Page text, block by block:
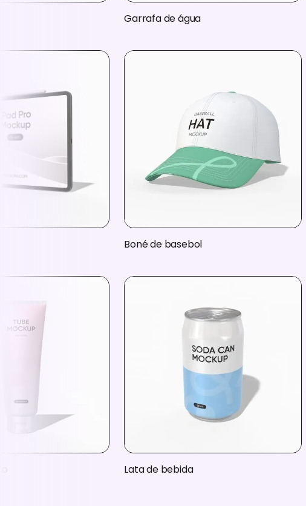
Garrafa de água
Boné de basebol
Lata de bebida